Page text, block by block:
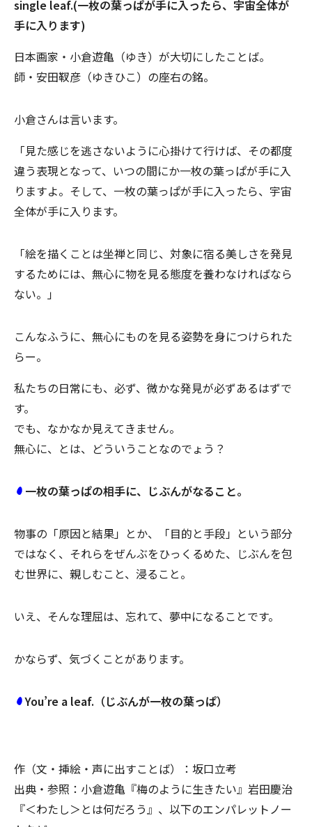
single leaf.(一枚の葉っぱが手に入ったら、宇宙全体が
手に入ります)
日本画家・小倉遊亀（ゆき）が大切にしたことば。
師・安田靫彦（ゆきひこ）の座右の銘。
小倉さんは言います。
「見た感じを逃さないように心掛けて行けば、その都度
違う表現となって、いつの間にか一枚の葉っぱが手に入
りますよ。そして、一枚の葉っぱが手に入ったら、宇宙
全体が手に入ります。
「絵を描くことは坐禅と同じ、対象に宿る美しさを発見
するためには、無心に物を見る態度を養わなければなら
ない。」
こんなふうに、無心にものを見る姿勢を身につけられた
らー。
私たちの日常にも、必ず、微かな発見が必ずあるはずで
す。
でも、なかなか見えてきません。
無心に、とは、どういうことなのでょう？
一枚の葉っぱの相手に、じぶんがなること。
物事の「原因と結果」とか、「目的と手段」という部分
ではなく、それらをぜんぶをひっくるめた、じぶんを包
む世界に、親しむこと、浸ること。
いえ、そんな理屈は、忘れて、夢中になることです。
かならず、気づくことがあります。
You’re a leaf.（じぶんが一枚の葉っぱ）
作（文・挿絵・声に出すことば）：坂口立考
出典・参照：小倉遊亀『梅のように生きたい』岩田慶治
『＜わたし＞とは何だろう』、以下のエンパレットノー